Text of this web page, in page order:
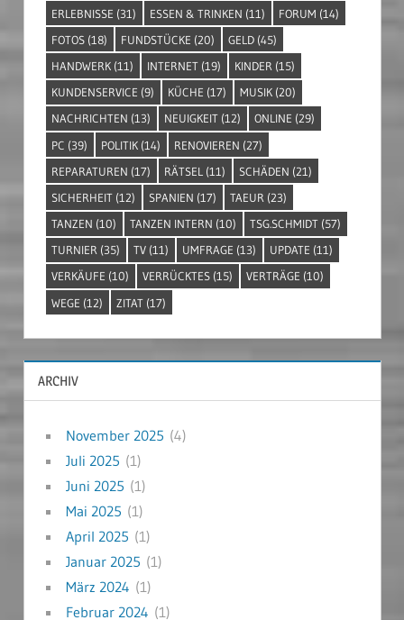
ERLEBNISSE (31) ESSEN & TRINKEN (11) FORUM (14)
FOTOS (18) FUNDSTÜCKE (20) GELD (45)
HANDWERK (11) INTERNET (19) KINDER (15)
KUNDENSERVICE (9) KÜCHE (17) MUSIK (20)
NACHRICHTEN (13) NEUIGKEIT (12) ONLINE (29)
PC (39) POLITIK (14) RENOVIEREN (27)
REPARATUREN (17) RÄTSEL (11) SCHÄDEN (21)
SICHERHEIT (12) SPANIEN (17) TAEUR (23)
TANZEN (10) TANZEN INTERN (10) TSG.SCHMIDT (57)
TURNIER (35) TV (11) UMFRAGE (13) UPDATE (11)
VERKÄUFE (10) VERRÜCKTES (15) VERTRÄGE (10)
WEGE (12) ZITAT (17)
ARCHIV
November 2025 (4)
Juli 2025 (1)
Juni 2025 (1)
Mai 2025 (1)
April 2025 (1)
Januar 2025 (1)
März 2024 (1)
Februar 2024 (1)